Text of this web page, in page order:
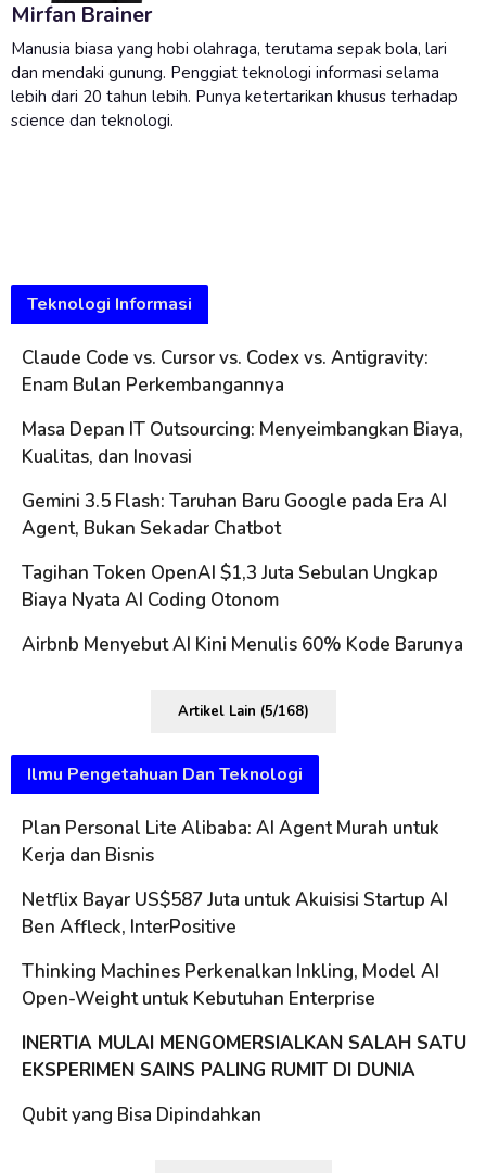
Mirfan Brainer
Manusia biasa yang hobi olahraga, terutama sepak bola, lari
dan mendaki gunung. Penggiat teknologi informasi selama
lebih dari 20 tahun lebih. Punya ketertarikan khusus terhadap
science dan teknologi.
Teknologi Informasi
Claude Code vs. Cursor vs. Codex vs. Antigravity:
Enam Bulan Perkembangannya
Masa Depan IT Outsourcing: Menyeimbangkan Biaya,
Kualitas, dan Inovasi
Gemini 3.5 Flash: Taruhan Baru Google pada Era AI
Agent, Bukan Sekadar Chatbot
Tagihan Token OpenAI $1,3 Juta Sebulan Ungkap
Biaya Nyata AI Coding Otonom
Airbnb Menyebut AI Kini Menulis 60% Kode Barunya
Artikel Lain (5/168)
Ilmu Pengetahuan Dan Teknologi
Plan Personal Lite Alibaba: AI Agent Murah untuk
Kerja dan Bisnis
Netflix Bayar US$587 Juta untuk Akuisisi Startup AI
Ben Affleck, InterPositive
Thinking Machines Perkenalkan Inkling, Model AI
Open-Weight untuk Kebutuhan Enterprise
INERTIA MULAI MENGOMERSIALKAN SALAH SATU
EKSPERIMEN SAINS PALING RUMIT DI DUNIA
Qubit yang Bisa Dipindahkan